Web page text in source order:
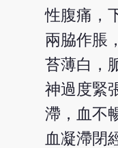
性腹痛，
兩脇作脹
苔薄白，
神過度緊
滯，血不
血凝滯閉